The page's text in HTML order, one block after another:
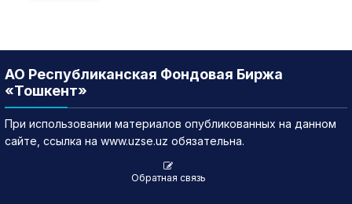
АО Республиканская Фондовая Биржа
«Тошкент»
При использовании материалов опубликованных на данном
сайте, ссылка на www.uzse.uz обязательна.
Обратная связь